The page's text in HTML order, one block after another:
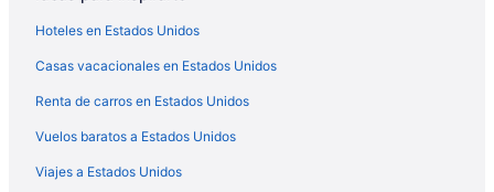
Aston Resorts en Doctor Phillips
Apartamentos en Eatonville
Hoteles en Fairview Shores
Apart-Hoteles en Forest City
Resorts en Forest City
Hoteles en Estados Unidos
Casas vacacionales en Estados Unidos
Renta de carros en Estados Unidos
Vuelos baratos a Estados Unidos
Viajes a Estados Unidos